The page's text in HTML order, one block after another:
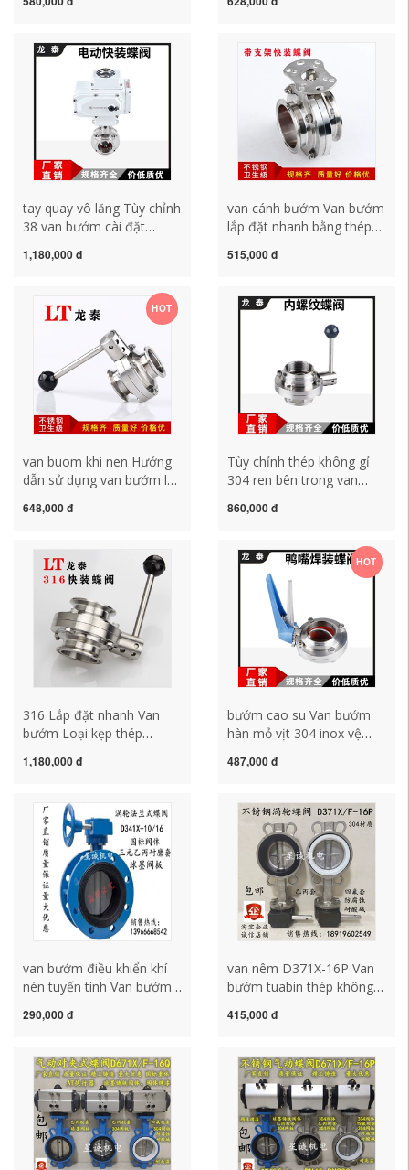
chỉnh van bướm ren SMS
công Mâm cặp loại T van
bướm kết nối nhanh van
bướm tay gạt arv cảm
biến xả nước bồn tiểu
Tiêu chuẩn Đức ren ngoài
van liên kết DIN van bướm
nút trượt 40-80 van inox
tay gạt van bướm điều
khiển bằng điện
tay quay vô lăng Tùy chỉnh
38 van bướm cài đặt
thép không gỉ mâm cặp vệ
van kết nối nhanh D981X
bộ cảm biến bồn tiểu nam
van bướm điều khiển điện
1,180,000 đ
van cánh bướm Van bướm
lắp đặt nhanh bằng thép
có giá đỡ loại kẹp khí nén
bướm 38 51 due137pbk
515,000 đ
HOT
van buom khi nen Hướng
dẫn sử dụng van bướm lắp
bằng thép không gỉ 304
nhanh chuck van bướm
kẹp nhanh KF50 40 van bi
tay bướm van 1 chiều
cánh bướm
648,000 đ
Tùy chỉnh thép không gỉ
304 ren bên trong van
công khóa ren bên trong
vệ sinh 3 inch 3,5 inch van
samwoo van bướm điều
khiển điện tay quay
860,000 đ
316 Lắp đặt nhanh Van
bướm Loại kẹp thép
nhanh Van bướm thủ công
phẩm 38-51 van bướm
mặt bích bướm tay
1,180,000 đ
HOT
bướm cao su Van bướm
hàn mỏ vịt 304 inox vệ
công tiêu chuẩn Đức 316
hàn mông 38 due126upe
van bướm dn200
487,000 đ
van bướm điều khiển khí
nén tuyến tính Van bướm
D341X-16Q DN100 150
buom tay gat gang van
bướm dn150
290,000 đ
van nêm D371X-16P Van
bướm tuabin thép không
tuabin wafer van bướm
gang điều khiển khí nén
van bướm tín hiệu điện
415,000 đ